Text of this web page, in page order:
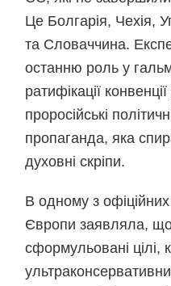
Це Болгарія, Чехія,
та Словаччина.
останню роль у
ратифікації
проросійські
пропаганда, яка
духовні скріпи.
В одному з
Європи заявляла,
сформульовані цілі,